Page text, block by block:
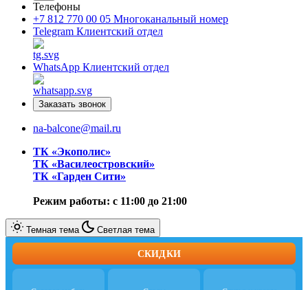
Телефоны
+7 812 770 00 05 Многоканальный номер
Telegram Клиентский отдел
WhatsApp Клиентский отдел
Заказать звонок
na-balcone@mail.ru
ТК «Экополис»
ТК «Василеостровский»
ТК «Гарден Сити»
Режим работы: с 11:00 до 21:00
Темная тема Светлая тема
СКИДКИ